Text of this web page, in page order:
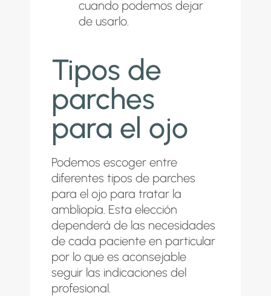
cuando podemos dejar
de usarlo.
Tipos de
parches
para el ojo
Podemos escoger entre
diferentes tipos de parches
para el ojo para tratar la
ambliopía. Esta elección
dependerá de las necesidades
de cada paciente en particular
por lo que es aconsejable
seguir las indicaciones del
profesional.